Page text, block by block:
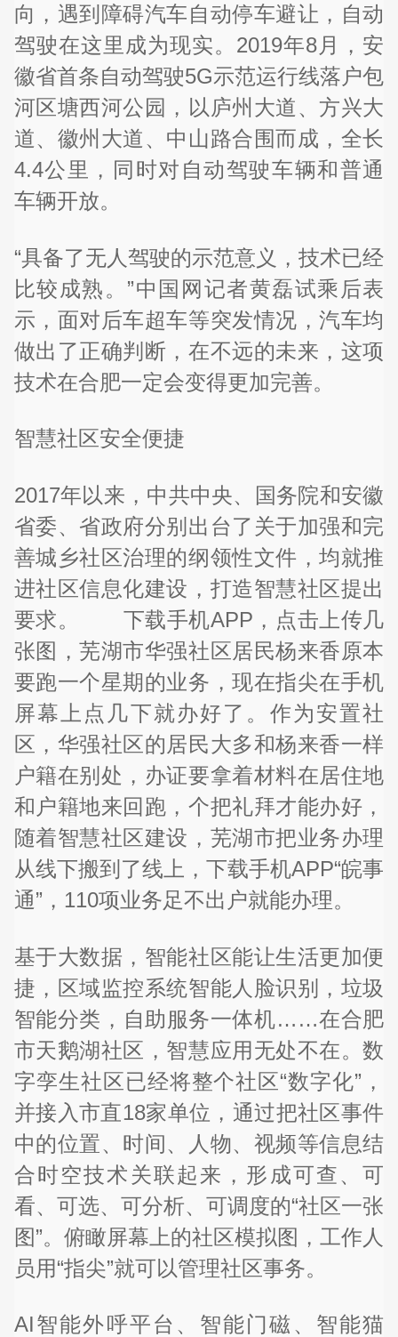
向，遇到障碍汽车自动停车避让，自动
驾驶在这里成为现实。2019年8月，安
徽省首条自动驾驶5G示范运行线落户包
河区塘西河公园，以庐州大道、方兴大
道、徽州大道、中山路合围而成，全长
4.4公里，同时对自动驾驶车辆和普通
车辆开放。
“具备了无人驾驶的示范意义，技术已经
比较成熟。”中国网记者黄磊试乘后表
示，面对后车超车等突发情况，汽车均
做出了正确判断，在不远的未来，这项
技术在合肥一定会变得更加完善。
智慧社区安全便捷
2017年以来，中共中央、国务院和安徽
省委、省政府分别出台了关于加强和完
善城乡社区治理的纲领性文件，均就推
进社区信息化建设，打造智慧社区提出
要求。 下载手机APP，点击上传几
张图，芜湖市华强社区居民杨来香原本
要跑一个星期的业务，现在指尖在手机
屏幕上点几下就办好了。作为安置社
区，华强社区的居民大多和杨来香一样
户籍在别处，办证要拿着材料在居住地
和户籍地来回跑，个把礼拜才能办好，
随着智慧社区建设，芜湖市把业务办理
从线下搬到了线上，下载手机APP“皖事
通”，110项业务足不出户就能办理。
基于大数据，智能社区能让生活更加便
捷，区域监控系统智能人脸识别，垃圾
智能分类，自助服务一体机……在合肥
市天鹅湖社区，智慧应用无处不在。数
字孪生社区已经将整个社区“数字化”，
并接入市直18家单位，通过把社区事件
中的位置、时间、人物、视频等信息结
合时空技术关联起来，形成可查、可
看、可选、可分析、可调度的“社区一张
图”。俯瞰屏幕上的社区模拟图，工作人
员用“指尖”就可以管理社区事务。
AI智能外呼平台、智能门磁、智能猫